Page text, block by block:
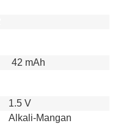
42 mAh
1.5 V
Alkali-Mangan